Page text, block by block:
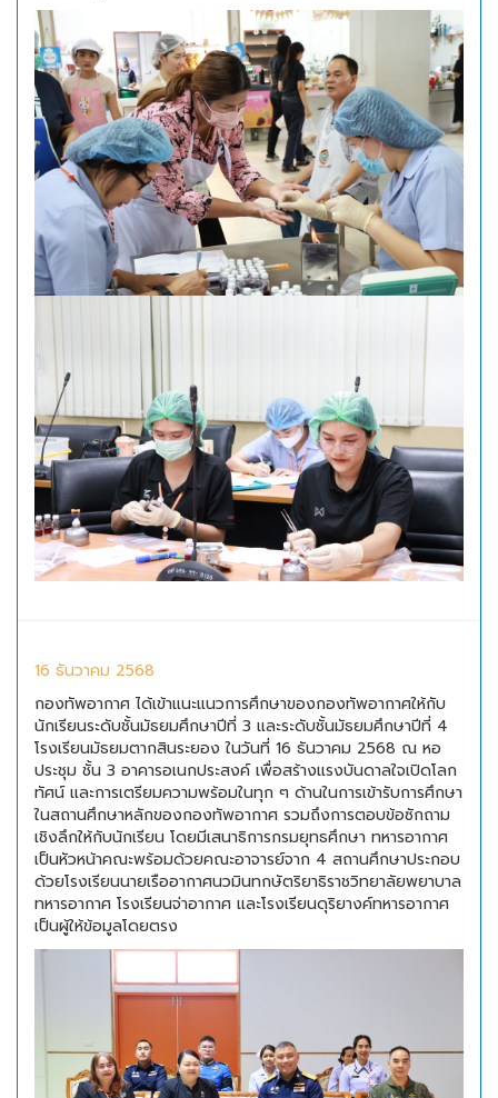
16 ธันวาคม 2568
กองทัพอากาศ ได้เข้าแนะแนวการศึกษาของกองทัพอากาศให้กับ
นักเรียนระดับชั้นมัธยมศึกษาปีที่ 3 และระดับชั้นมัธยมศึกษาปีที่ 4
โรงเรียนมัธยมตากสินระยอง ในวันที่ 16 ธันวาคม 2568 ณ หอ
ประชุม ชั้น 3 อาคารอเนกประสงค์ เพื่อสร้างแรงบันดาลใจเปิดโลก
ทัศน์ และการเตรียมความพร้อมในทุก ๆ ด้านในการเข้ารับการศึกษา
ในสถานศึกษาหลักของกองทัพอากาศ รวมถึงการตอบข้อซักถาม
เชิงลึกให้กับนักเรียน โดยมีเสนาธิการกรมยุทธศึกษา ทหารอากาศ
เป็นหัวหน้าคณะพร้อมด้วยคณะอาจารย์จาก 4 สถานศึกษาประกอบ
ด้วยโรงเรียนนายเรืออากาศนวมินทกษัตริยาธิราชวิทยาลัยพยาบาล
ทหารอากาศ โรงเรียนจ่าอากาศ และโรงเรียนดุริยางค์ทหารอากาศ
เป็นผู้ให้ข้อมูลโดยตรง